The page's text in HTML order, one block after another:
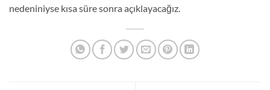
nedeniniyse kısa süre sonra açıklayacağız.